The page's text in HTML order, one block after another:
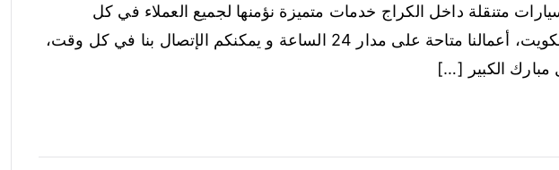
متنقلة داخل الكراج خدمات متميزة نؤمنها لجميع العملاء في كل
المناطق و المحافظات في الكويت، أعمالنا متاحة على مدار 24 الساعة و يمكنكم الإتصال بنا في كل وقت،
مبارك الكبير […]